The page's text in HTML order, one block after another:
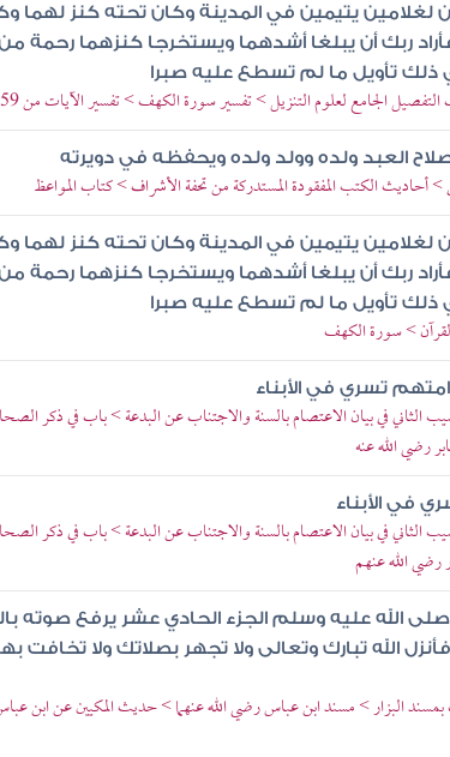
لغلامين يتيمين في المدينة وكان تحته كنز لهما
ربك أن يبلغا أشدهما ويستخرجا كنزهما رحمة
ذلك تأويل ما لم تسطع عليه صبرا
الجامع لعلوم التنزيل > تفسير سورة الكهف > تفسير الآيات من 59 إلى 93
العبد ولده وولد ولده ويحفظه في دويرته
> أحاديث الكتب المفقودة المستدركة من تحفة الأشراف > كتاب المواعظ
لغلامين يتيمين في المدينة وكان تحته كنز لهما
ربك أن يبلغا أشدهما ويستخرجا كنزهما رحمة
ذلك تأويل ما لم تسطع عليه صبرا
> سورة الكهف
تسري في الأبناء
الثاني في بيان الاعتصام بالسنة والاجتناب عن البدعة > باب في ذكر
رضي الله عنه
في الأبناء
الثاني في بيان الاعتصام بالسنة والاجتناب عن البدعة > باب في ذكر
رضي الله عنهم
الله عليه وسلم الجزء الحادي عشر يرفع صوته
الله تبارك وتعالى ولا تجهر بصلاتك ولا تخافت
بمسند البزار > مسند ابن عباس رضي الله عنهما > حديث المكيين عن ابن